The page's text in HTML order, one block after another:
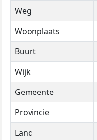
Weg
Woonplaats
Buurt
Wijk
Gemeente
Provincie
Land